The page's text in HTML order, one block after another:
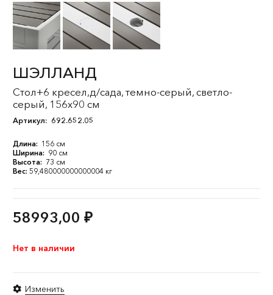
ШЭЛЛАНД
Стол+6 кресел,д/сада, темно-серый, светло-
серый, 156x90 см
Артикул: 692.652.05
Длина: 156 см
Ширина: 90 см
Высота: 73 см
Вес: 59,480000000000004 кг
58993,00 ₽
Нет в наличии
Изменить